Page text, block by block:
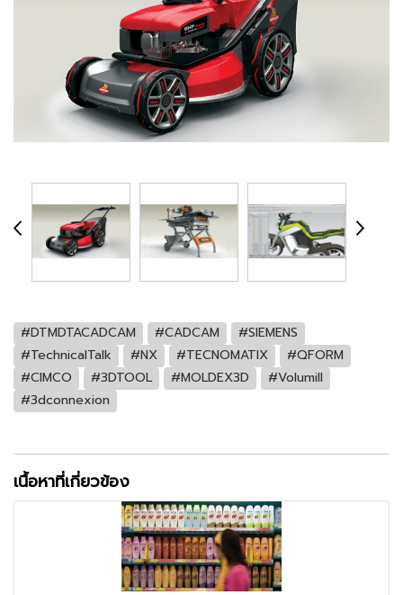
#DTMDTACADCAM #CADCAM
#SIEMENS
#TechnicalTalk
#NX #TECNOMATIX
#QFORM
#CIMCO
#3DTOOL #MOLDEX3D
#Volumill
#3dconnexion
เนื้อหาที่เกี่ยวข้อง